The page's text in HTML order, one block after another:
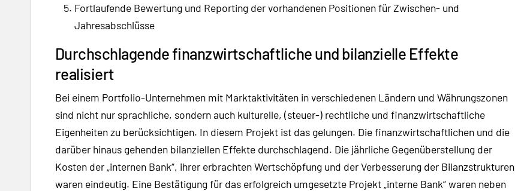
Fortlaufende Bewertung und Reporting der vorhandenen Positionen für Zwischen- und
Jahresabschlüsse
Durchschlagende finanzwirtschaftliche und bilanzielle Effekte
realisiert
Bei einem Portfolio-Unternehmen mit Marktaktivitäten in verschiedenen Ländern und Währungszonen
sind nicht nur sprachliche, sondern auch kulturelle, (steuer-) rechtliche und finanzwirtschaftliche
Eigenheiten zu berücksichtigen. In diesem Projekt ist das gelungen. Die finanzwirtschaftlichen und die
darüber hinaus gehenden bilanziellen Effekte durchschlagend. Die jährliche Gegenüberstellung der
Kosten der „internen Bank“, ihrer erbrachten Wertschöpfung und der Verbesserung der Bilanzstrukturen
waren eindeutig. Eine Bestätigung für das erfolgreich umgesetzte Projekt „interne Bank“ waren neben